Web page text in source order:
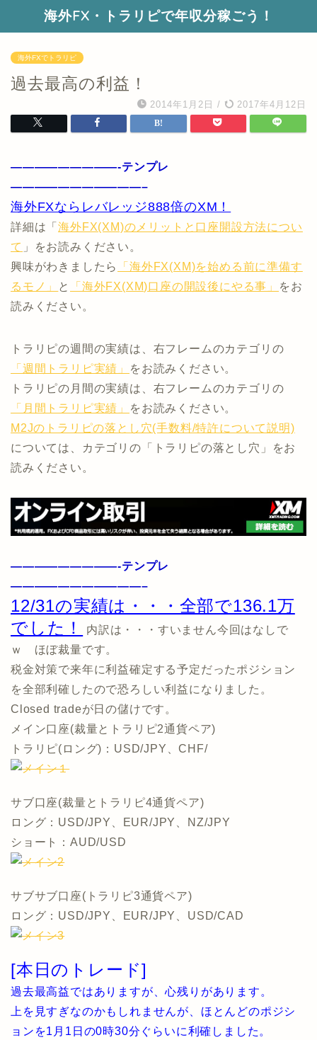
海外FX・トラリピで年収分稼ごう！
海外FXでトラリピ
過去最高の利益！
2014年1月2日 / 2017年4月12日
—————————-テンプレ
———————————–
海外FXならレバレッジ888倍のXM！
詳細は「海外FX(XM)のメリットと口座開設方法につい
て 」をお読みください。
興味がわきましたら
「海外FX(XM)を始める前に準備す
るモノ」
と 「海外FX(XM)口座の開設後にやる事」
をお
読みください。
トラリピの週間の実績は、右フレームのカテゴリの
「週間トラリピ実績」
をお読みください。
トラリピの月間の実績は、右フレームのカテゴリの
「月間トラリピ実績」
をお読みください。
M2Jのトラリピの落とし穴(手数料/特許について説明)
については、カテゴリの「トラリピの落とし穴」をお
読みください。
—————————-テンプレ
———————————–
12/31の実績は・・・全部で136.1万
でした！
内訳は・・・すいません今回はなしで
ｗ ほぼ裁量です。
税金対策で来年に利益確定する予定だったポジション
を全部利確したので恐ろしい利益になりました。
Closed tradeが日の儲けです。
メイン口座(裁量とトラリピ2通貨ペア)
トラリピ(ロング)：USD/JPY、CHF/
サブ口座(裁量とトラリピ4通貨ペア)
ロング：USD/JPY、EUR/JPY、NZ/JPY
ショート：AUD/USD
サブサブ口座(トラリピ3通貨ペア)
ロング：USD/JPY、EUR/JPY、USD/CAD
[本日のトレード]
過去最高益ではありますが、心残りがあります。
上を見すぎなのかもしれませんが、ほとんどのポジシ
ョンを1月1日の0時30分ぐらいに利確しました。